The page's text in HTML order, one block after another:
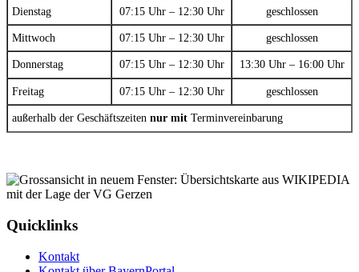
Dienstag 07:15 Uhr – 12:30 Uhr geschlossen
Mittwoch 07:15 Uhr – 12:30 Uhr geschlossen
Donnerstag 07:15 Uhr – 12:30 Uhr 13:30 Uhr – 16:00 Uhr
Freitag 07:15 Uhr – 12:30 Uhr geschlossen
außerhalb der Geschäftszeiten nur mit Terminvereinbarung
Quicklinks
Kontakt